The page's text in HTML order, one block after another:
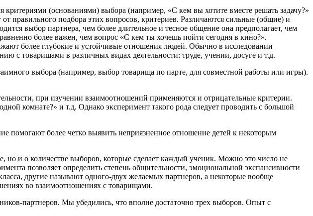
(основаниями) выбора (например, «С кем вы хотите вместе решать задачу?»
правильного подбора этих вопросов, критериев. Различаются сильные (общие) и
выбор партнера, чем более длительное и тесное общение она предполагает, чем
более важен, чем вопрос «С кем ты хочешь пойти сегодня в кино?».
более глубокие и устойчивые отношения людей. Обычно в исследовании
с товарищами в различных видах деятельности: труде, учении, досуге и т.д.
выбора (например, выбор товарища по парте, для совместной работы или игры).
при изучении взаимоотношений применяются и отрицательные критерии.
комнате?» и т.д. Однако эксперимент такого рода следует проводить с большой
помогают более четко выявить неприязненное отношение детей к некоторым
но и о количестве выборов, которые сделает каждый ученик. Можно это число не
позволяет определить степень общительности, эмоциональной экспансивности
другие называют одного-двух желаемых партнеров, а некоторые вообще
во взаимоотношениях с товарищами.
партнеров. Мы убедились, что вполне достаточно трех выборов. Опыт с